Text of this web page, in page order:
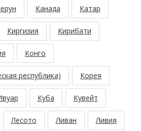
Канада Катар
Киргизия Кирибати
Конго
республика) Корея
Куба Кувейт
Лесото Ливан Ливия